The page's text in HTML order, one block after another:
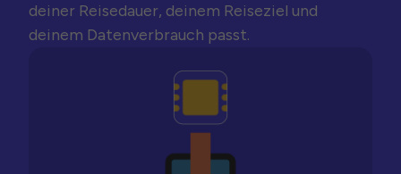
deiner Reisedauer, deinem Reiseziel und
deinem Datenverbrauch passt.